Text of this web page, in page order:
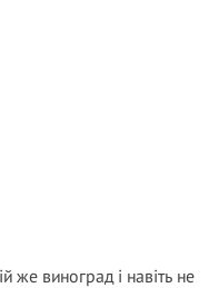
же виноград і навіть не